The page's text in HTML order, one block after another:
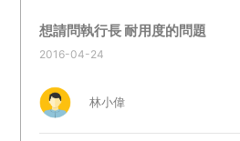
想請問執行長 耐用度的問題
2016-04-24
林小偉